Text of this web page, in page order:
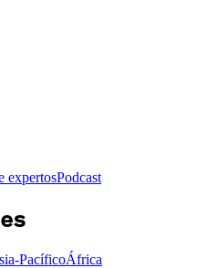
expertosPodcast
PacíficoÁfrica